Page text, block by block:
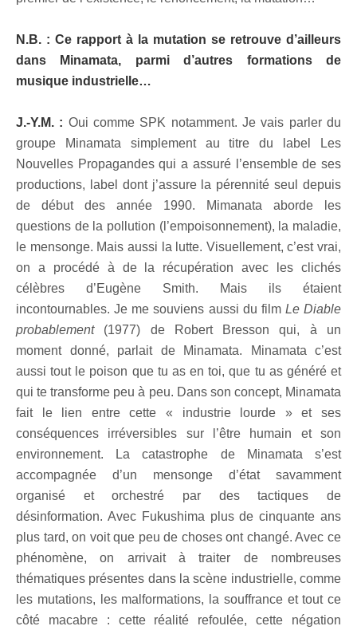
N.B. : Ce rapport à la mutation se retrouve d’ailleurs
dans Minamata, parmi d’autres formations de
musique industrielle…
J.-Y.M. : Oui comme SPK notamment. Je vais parler du
groupe Minamata simplement au titre du label Les
Nouvelles Propagandes qui a assuré l’ensemble de ses
productions, label dont j’assure la pérennité seul depuis
de début des année 1990. Mimanata aborde les
questions de la pollution (l’empoisonnement), la maladie,
le mensonge. Mais aussi la lutte. Visuellement, c’est vrai,
on a procédé à de la récupération avec les clichés
célèbres d’Eugène Smith. Mais ils étaient
incontournables. Je me souviens aussi du film Le Diable
probablement(1977) de Robert Bresson qui, à un
moment donné, parlait de Minamata. Minamata c’est
aussi tout le poison que tu as en toi, que tu as généré et
qui te transforme peu à peu. Dans son concept, Minamata
fait le lien entre cette « industrie lourde » et ses
conséquences irréversibles sur l’être humain et son
environnement. La catastrophe de Minamata s’est
accompagnée d’un mensonge d’état savamment
organisé et orchestré par des tactiques de
désinformation. Avec Fukushima plus de cinquante ans
plus tard, on voit que peu de choses ont changé. Avec ce
phénomène, on arrivait à traiter de nombreuses
thématiques présentes dans la scène industrielle, comme
les mutations, les malformations, la souffrance et tout ce
côté macabre : cette réalité refoulée, cette négation